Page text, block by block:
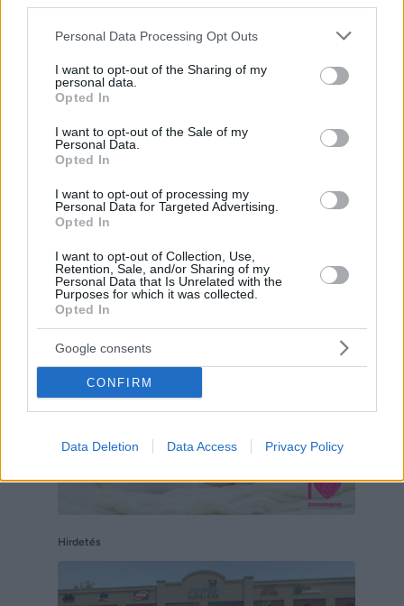
Please note that this website/app uses one or more Google
not limited to your visit or usage behaviour. You may click to
grant or deny consent to Google and its third-party tags to
use your data for below specified purposes in below Google
consent section.
Personal Data Processing Opt Outs
I want to opt-out of the Sharing of my
personal data.
Opted In
I want to opt-out of the Sale of my
Personal Data.
Opted In
I want to opt-out of processing my
Personal Data for Targeted Advertising.
Opted In
I want to opt-out of Collection, Use,
Retention, Sale, and/or Sharing of my
Personal Data that Is Unrelated with the
Purposes for which it was collected.
Opted In
Google consents
CONFIRM
Data Deletion Data Access Privacy Policy
baktériumok és vírusok kritikus
szerepet játszanak.”
(via)
Facebook
Reddit
Hirdetés
Hirdetés